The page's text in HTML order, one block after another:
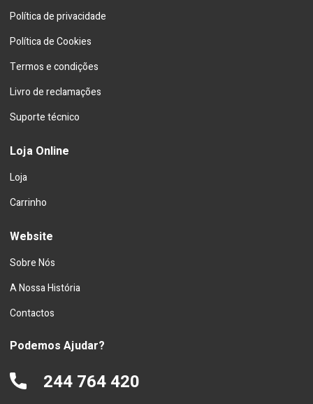
Política de privacidade
Política de Cookies
Termos e condições
Livro de reclamações
Suporte técnico
Loja Online
Loja
Carrinho
Website
Sobre Nós
A Nossa História
Contactos
Podemos Ajudar?
244 764 420